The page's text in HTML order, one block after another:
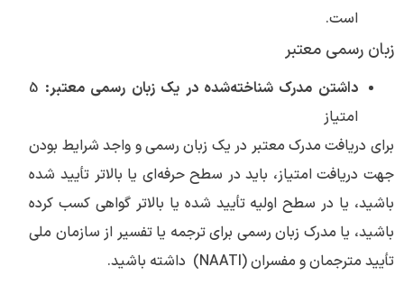
است.
زبان رسمی معتبر
داشتن مدرک شناخته‌شده در یک زبان رسمی معتبر: 5
امتیاز
برای دریافت مدرک معتبر در یک زبان رسمی و واجد شرایط بودن
جهت دریافت امتیاز، باید در سطح حرفه‌ای یا بالاتر تأیید شده
باشید، یا در سطح اولیه تأیید شده یا بالاتر گواهی کسب کرده
باشید، یا مدرک زبان رسمی برای ترجمه یا تفسیر از سازمان ملی
تأیید مترجمان و مفسران (NAATI) داشته باشید.